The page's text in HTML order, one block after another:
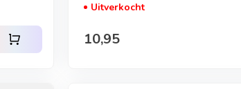
shopping_cart
Uitverkocht
Normale prijs
10,95